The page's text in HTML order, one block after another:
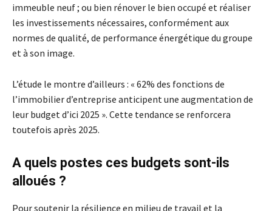
immeuble neuf ; ou bien rénover le bien occupé et réaliser
les investissements nécessaires, conformément aux
normes de qualité, de performance énergétique du groupe
et à son image.
L’étude le montre d’ailleurs : « 62% des fonctions de
l’immobilier d’entreprise anticipent une augmentation de
leur budget d’ici 2025 ». Cette tendance se renforcera
toutefois après 2025.
A quels postes ces budgets sont-ils
alloués ?
Pour soutenir la résilience en milieu de travail et la